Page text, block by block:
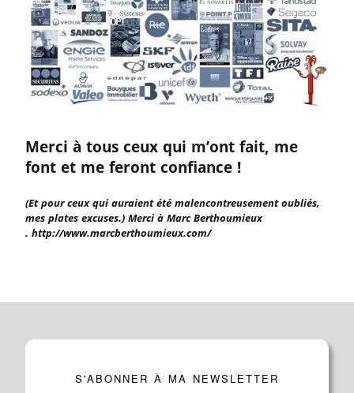
Merci à tous ceux qui m’ont fait, me
font et me feront confiance !
(Et pour ceux qui auraient été malencontreusement oubliés,
mes plates excuses.) Merci à Marc Berthoumieux
. http://www.marcberthoumieux.com/
S'ABONNER À MA NEWSLETTER